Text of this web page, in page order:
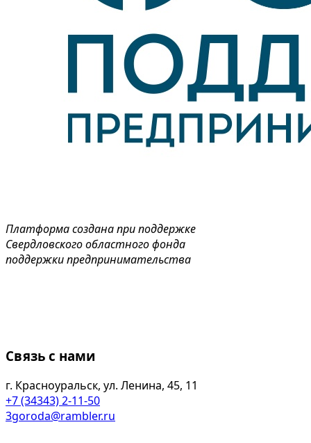
Платформа создана при поддержке
Свердловского областного фонда
поддержки предпринимательства
Связь с нами
г. Красноуральск, ул. Ленина, 45, 11
+7 (34343) 2-11-50
3goroda@rambler.ru